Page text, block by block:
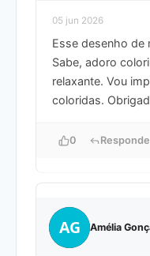
05 jun 2026
Esse desenho de
Sabe, adoro
relaxante. Vou
coloridas.
0
AG Amélia